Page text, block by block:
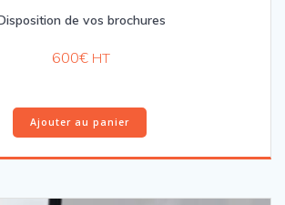
de vos brochures
600€ HT
Ajouter au panier